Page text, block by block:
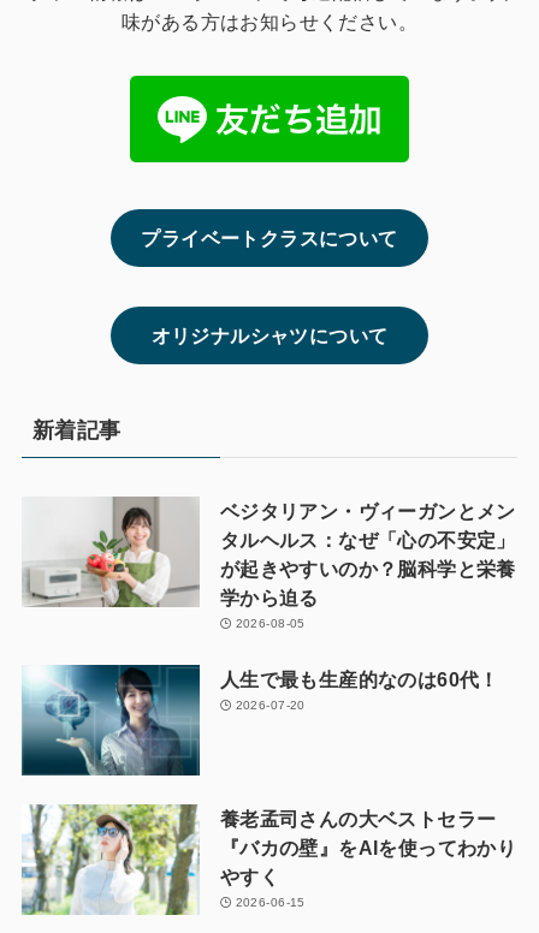
味がある方はお知らせください。
プライベートクラスについて
オリジナルシャツについて
新着記事
ベジタリアン・ヴィーガンとメン
タルヘルス：なぜ「心の不安定」
が起きやすいのか？脳科学と栄養
学から迫る
2026-08-05
人生で最も生産的なのは60代！
2026-07-20
養老孟司さんの大ベストセラー
『バカの壁』をAIを使ってわかり
やすく
2026-06-15